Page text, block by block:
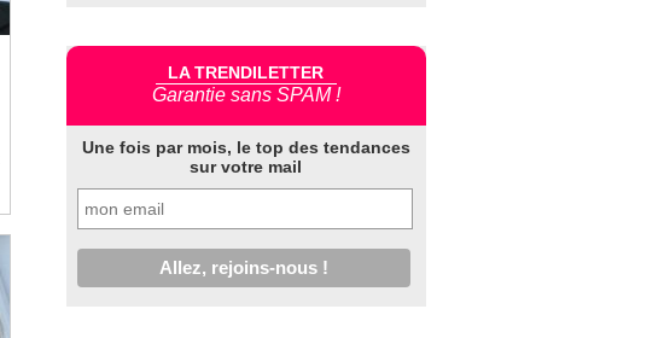
LA TRENDILETTER
Garantie sans SPAM !
Une fois par mois, le top des tendances
sur votre mail